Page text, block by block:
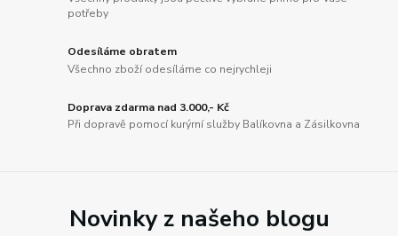
potřeby
Odesíláme obratem
Všechno zboží odesíláme co nejrychleji
Doprava zdarma nad 3.000,- Kč
Při dopravě pomocí kurýrní služby Balíkovna a Zásilkovna
Novinky z našeho blogu